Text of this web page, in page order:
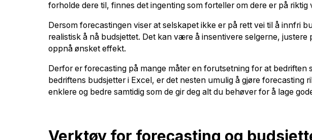
forholde dere til, finnes det ingenting som forteller om dere er på
Dersom forecastingen viser at selskapet ikke er på rett vei til å innfri
realistisk å nå budsjettet. Det kan være å insentivere selgerne,
oppnå ønsket effekt.
Derfor er forecasting på mange måter en forutsetning for at
bedriftens budsjetter i Excel, er det nesten umulig å gjøre
enklere og bedre samtidig som de gir deg alt du behøver for å lage
Verktøy for forecasting og